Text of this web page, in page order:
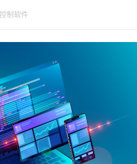
制软件